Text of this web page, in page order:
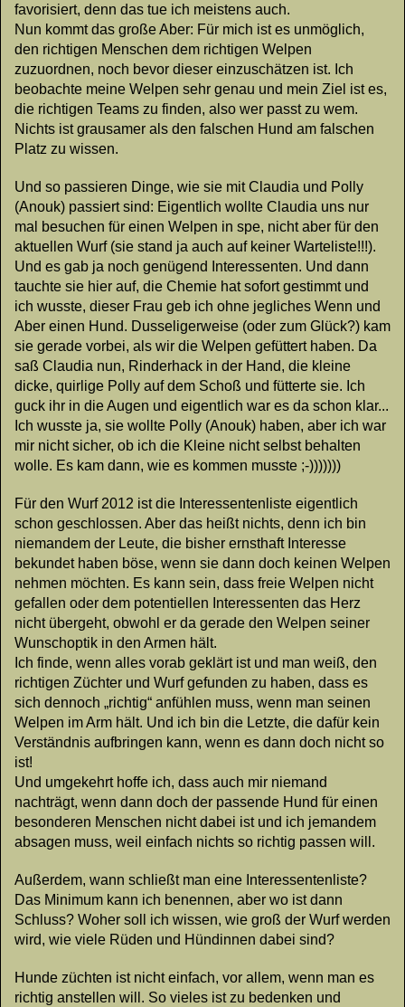
favorisiert, denn das tue ich meistens auch.
Nun kommt das große Aber: Für mich ist es unmöglich,
den richtigen Menschen dem richtigen Welpen
zuzuordnen, noch bevor dieser einzuschätzen ist. Ich
beobachte meine Welpen sehr genau und mein Ziel ist es,
die richtigen Teams zu finden, also wer passt zu wem.
Nichts ist grausamer als den falschen Hund am falschen
Platz zu wissen.
Und so passieren Dinge, wie sie mit Claudia und Polly
(Anouk) passiert sind: Eigentlich wollte Claudia uns nur
mal besuchen für einen Welpen in spe, nicht aber für den
aktuellen Wurf (sie stand ja auch auf keiner Warteliste!!!).
Und es gab ja noch genügend Interessenten. Und dann
tauchte sie hier auf, die Chemie hat sofort gestimmt und
ich wusste, dieser Frau geb ich ohne jegliches Wenn und
Aber einen Hund. Dusseligerweise (oder zum Glück?) kam
sie gerade vorbei, als wir die Welpen gefüttert haben. Da
saß Claudia nun, Rinderhack in der Hand, die kleine
dicke, quirlige Polly auf dem Schoß und fütterte sie. Ich
guck ihr in die Augen und eigentlich war es da schon klar...
Ich wusste ja, sie wollte Polly (Anouk) haben, aber ich war
mir nicht sicher, ob ich die Kleine nicht selbst behalten
wolle. Es kam dann, wie es kommen musste ;-)))))))
Für den Wurf 2012 ist die Interessentenliste eigentlich
schon geschlossen. Aber das heißt nichts, denn ich bin
niemandem der Leute, die bisher ernsthaft Interesse
bekundet haben böse, wenn sie dann doch keinen Welpen
nehmen möchten. Es kann sein, dass freie Welpen nicht
gefallen oder dem potentiellen Interessenten das Herz
nicht übergeht, obwohl er da gerade den Welpen seiner
Wunschoptik in den Armen hält.
Ich finde, wenn alles vorab geklärt ist und man weiß, den
richtigen Züchter und Wurf gefunden zu haben, dass es
sich dennoch „richtig“ anfühlen muss, wenn man seinen
Welpen im Arm hält. Und ich bin die Letzte, die dafür kein
Verständnis aufbringen kann, wenn es dann doch nicht so
ist!
Und umgekehrt hoffe ich, dass auch mir niemand
nachträgt, wenn dann doch der passende Hund für einen
besonderen Menschen nicht dabei ist und ich jemandem
absagen muss, weil einfach nichts so richtig passen will.
Außerdem, wann schließt man eine Interessentenliste?
Das Minimum kann ich benennen, aber wo ist dann
Schluss? Woher soll ich wissen, wie groß der Wurf werden
wird, wie viele Rüden und Hündinnen dabei sind?
Hunde züchten ist nicht einfach, vor allem, wenn man es
richtig anstellen will. So vieles ist zu bedenken und